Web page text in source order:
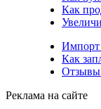
Как
Импорт
Как
Отзывы
Реклама на сайте